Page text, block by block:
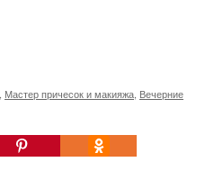
Мастер причесок и макияжа Вечерние